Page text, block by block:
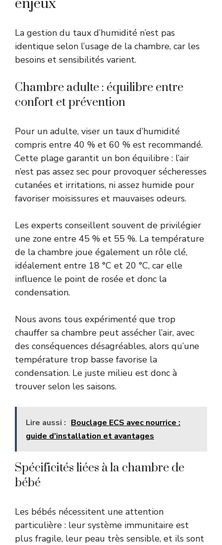
enjeux
La gestion du taux d’humidité n’est pas
identique selon l’usage de la chambre, car les
besoins et sensibilités varient.
Chambre adulte : équilibre entre
confort et prévention
Pour un adulte, viser un taux d’humidité
compris entre 40 % et 60 % est recommandé.
Cette plage garantit un bon équilibre : l’air
n’est pas assez sec pour provoquer sécheresses
cutanées et irritations, ni assez humide pour
favoriser moisissures et mauvaises odeurs.
Les experts conseillent souvent de privilégier
une zone entre 45 % et 55 %. La température
de la chambre joue également un rôle clé,
idéalement entre 18 °C et 20 °C, car elle
influence le point de rosée et donc la
condensation.
Nous avons tous expérimenté que trop
chauffer sa chambre peut assécher l’air, avec
des conséquences désagréables, alors qu’une
température trop basse favorise la
condensation. Le juste milieu est donc à
trouver selon les saisons.
Lire aussi : Bouclage ECS avec nourrice :
guide d’installation et avantages
Spécificités liées à la chambre de
bébé
Les bébés nécessitent une attention
particulière : leur système immunitaire est
plus fragile, leur peau très sensible, et ils sont